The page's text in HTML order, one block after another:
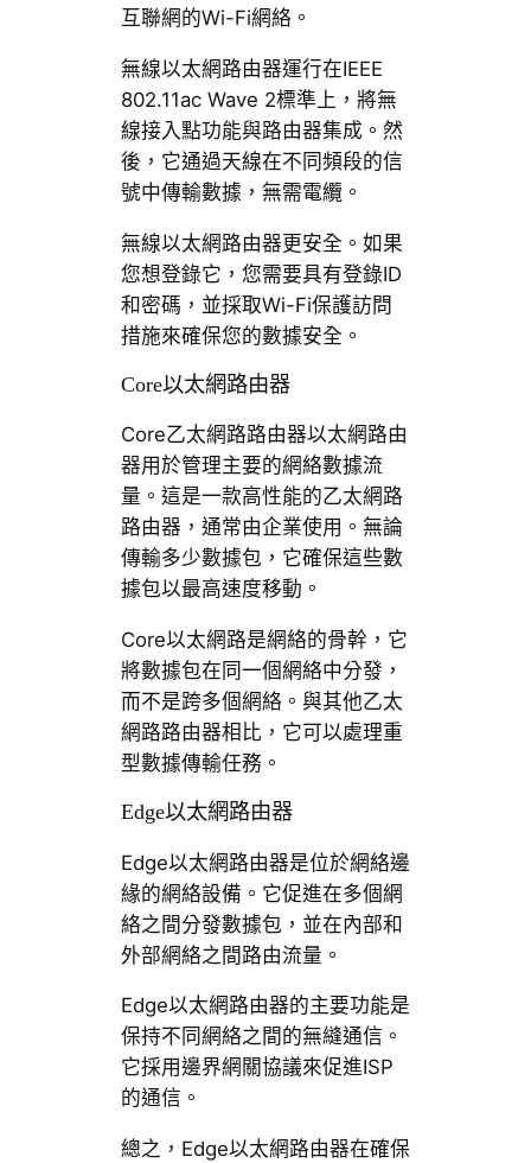
互聯網的Wi-Fi網絡。
無線以太網路由器運行在IEEE
802.11ac Wave 2標準上，將無
線接入點功能與路由器集成。然
後，它通過天線在不同頻段的信
號中傳輸數據，無需電纜。
無線以太網路由器更安全。如果
您想登錄它，您需要具有登錄ID
和密碼，並採取Wi-Fi保護訪問
措施來確保您的數據安全。
Core以太網路由器
Core乙太網路路由器以太網路由
器用於管理主要的網絡數據流
量。這是一款高性能的乙太網路
路由器，通常由企業使用。無論
傳輸多少數據包，它確保這些數
據包以最高速度移動。
Core以太網路是網絡的骨幹，它
將數據包在同一個網絡中分發，
而不是跨多個網絡。與其他乙太
網路路由器相比，它可以處理重
型數據傳輸任務。
Edge以太網路由器
Edge以太網路由器是位於網絡邊
緣的網絡設備。它促進在多個網
絡之間分發數據包，並在內部和
外部網絡之間路由流量。
Edge以太網路由器的主要功能是
保持不同網絡之間的無縫通信。
它採用邊界網關協議來促進ISP
的通信。
總之，Edge以太網路由器在確保